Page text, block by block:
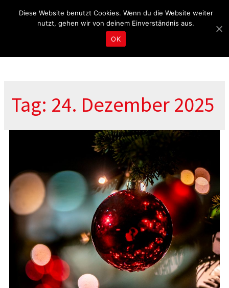
Tag: 24. Dezember 2025
Diese Website benutzt Cookies. Wenn du die Website weiter
nutzt, gehen wir von deinem Einverständnis aus.
OK